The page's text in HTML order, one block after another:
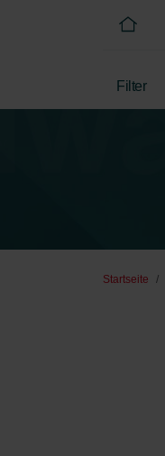
Filter
Startseite